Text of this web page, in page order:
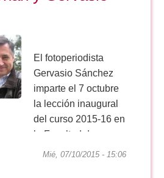
El fotoperiodista
Gervasio Sánchez
imparte el 7 octubre
la lección inaugural
del curso 2015-16 en
la Facultad de
Comunicación de la
Mié, 07/10/2015 - 15:06